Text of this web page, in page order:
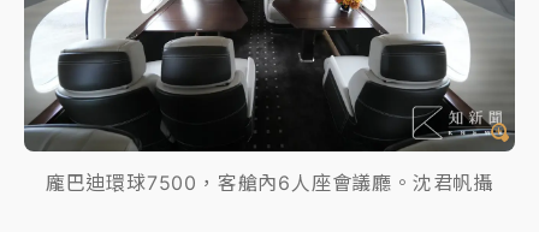
龐巴迪環球7500，客艙內6人座會議廳。沈君帆攝